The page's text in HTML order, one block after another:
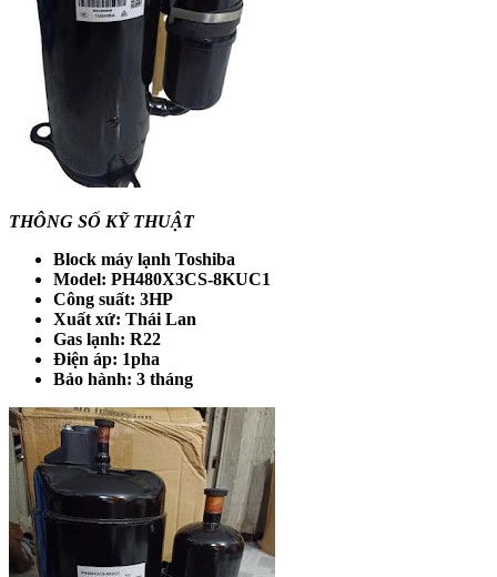
THÔNG SỐ KỸ THUẬT
Block máy lạnh Toshiba
Model: PH480X3CS-8KUC1
Công suất: 3HP
Xuất xứ: Thái Lan
Gas lạnh: R22
Điện áp: 1pha
Bảo hành: 3 tháng